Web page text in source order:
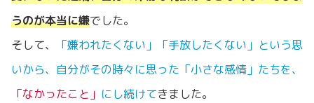
うのが本当に嫌でした。
そして、
「嫌われたくない」「手放したくない」という思
いから、自分がその時々に思った「小さな感情」たちを、
「なかったこと」 にし続けてきました。